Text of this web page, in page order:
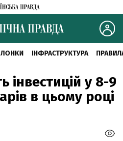
ІНФРАСТРУКТУРА
інвестицій у 8-9
в цьому році